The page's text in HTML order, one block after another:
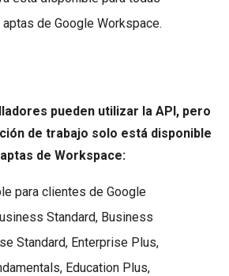
de Google Workspace.
pueden utilizar la API, pero
de trabajo solo está disponible
de Workspace:
para clientes de Google
Standard, Business
Standard, Enterprise Plus,
Education Plus,